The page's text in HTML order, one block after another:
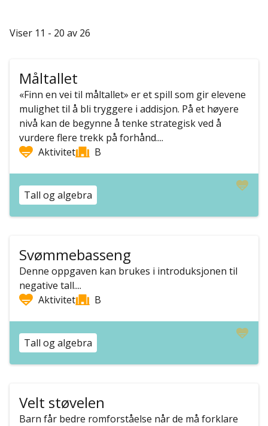
Viser 11 - 20 av 26
Måltallet
«Finn en vei til måltallet» er et spill som gir elevene
mulighet til å bli tryggere i addisjon. På et høyere
nivå kan de begynne å tenke strategisk ved å
vurdere flere trekk på forhånd....
Aktivitet
B
Tall og algebra
Svømmebasseng
Denne oppgaven kan brukes i introduksjonen til
negative tall....
Aktivitet
B
Tall og algebra
Velt støvelen
Barn får bedre romforståelse når de må forklare